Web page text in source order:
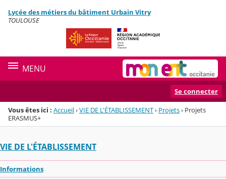
Menu de la rubrique
Contenu
Lycée des métiers du bâtiment Urbain Vitry
TOULOUSE
MENU
Se connecter
Vous êtes ici : Accueil›VIE DE L'ÉTABLISSEMENT› Projets› Projets
ERASMUS+
VIE DE L'ÉTABLISSEMENT
Informations